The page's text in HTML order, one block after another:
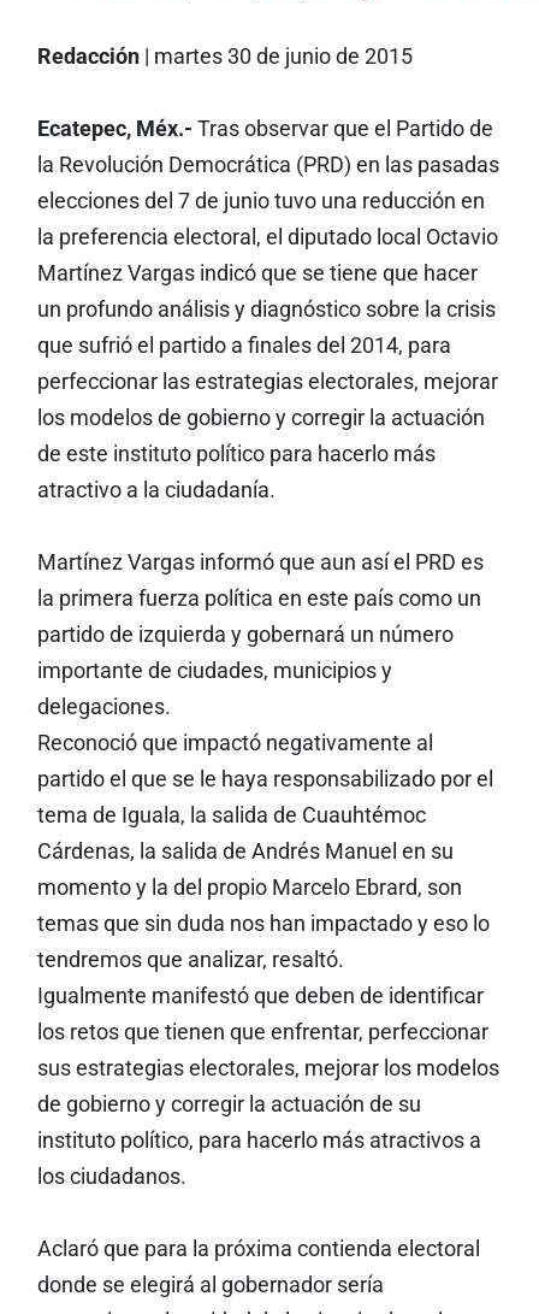
Redacción| martes 30 de junio de 2015
Ecatepec, Méx.- Tras observar que el Partido de
la Revolución Democrática (PRD) en las pasadas
elecciones del 7 de junio tuvo una reducción en
la preferencia electoral, el diputado local Octavio
Martínez Vargas indicó que se tiene que hacer
un profundo análisis y diagnóstico sobre la crisis
que sufrió el partido a finales del 2014, para
perfeccionar las estrategias electorales, mejorar
los modelos de gobierno y corregir la actuación
de este instituto político para hacerlo más
atractivo a la ciudadanía.
Martínez Vargas informó que aun así el PRD es
la primera fuerza política en este país como un
partido de izquierda y gobernará un número
importante de ciudades, municipios y
delegaciones.
Reconoció que impactó negativamente al
partido el que se le haya responsabilizado por el
tema de Iguala, la salida de Cuauhtémoc
Cárdenas, la salida de Andrés Manuel en su
momento y la del propio Marcelo Ebrard, son
temas que sin duda nos han impactado y eso lo
tendremos que analizar, resaltó.
Igualmente manifestó que deben de identificar
los retos que tienen que enfrentar, perfeccionar
sus estrategias electorales, mejorar los modelos
de gobierno y corregir la actuación de su
instituto político, para hacerlo más atractivos a
los ciudadanos.
Aclaró que para la próxima contienda electoral
donde se elegirá al gobernador sería